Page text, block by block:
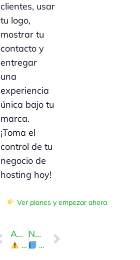
clientes, usar
tu logo,
mostrar tu
contacto y
entregar
una
experiencia
única bajo tu
marca.
¡Toma el
control de tu
negocio de
hosting hoy!
Ver planes y empezar ahora
ANTERIOR NEXT